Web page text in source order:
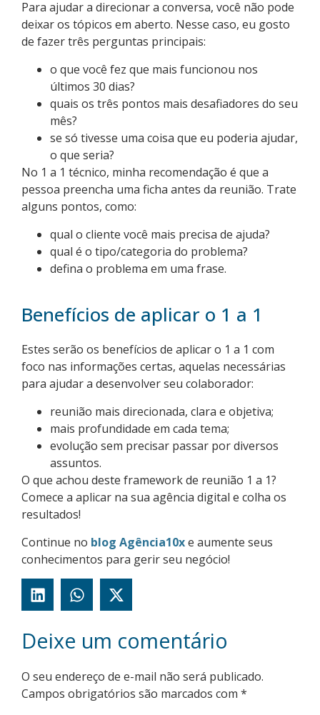
Para ajudar a direcionar a conversa, você não pode
deixar os tópicos em aberto. Nesse caso, eu gosto
de fazer três perguntas principais:
o que você fez que mais funcionou nos
últimos 30 dias?
quais os três pontos mais desafiadores do seu
mês?
se só tivesse uma coisa que eu poderia ajudar,
o que seria?
No 1 a 1 técnico, minha recomendação é que a
pessoa preencha uma ficha antes da reunião. Trate
alguns pontos, como:
qual o cliente você mais precisa de ajuda?
qual é o tipo/categoria do problema?
defina o problema em uma frase.
Benefícios de aplicar o 1 a 1
Estes serão os benefícios de aplicar o 1 a 1 com
foco nas informações certas, aquelas necessárias
para ajudar a desenvolver seu colaborador:
reunião mais direcionada, clara e objetiva;
mais profundidade em cada tema;
evolução sem precisar passar por diversos
assuntos.
O que achou deste framework de reunião 1 a 1?
Comece a aplicar na sua agência digital e colha os
resultados!
Continue no blog Agência10xe aumente seus
conhecimentos para gerir seu negócio!
Deixe um comentário
O seu endereço de e-mail não será publicado.
Campos obrigatórios são marcados com *